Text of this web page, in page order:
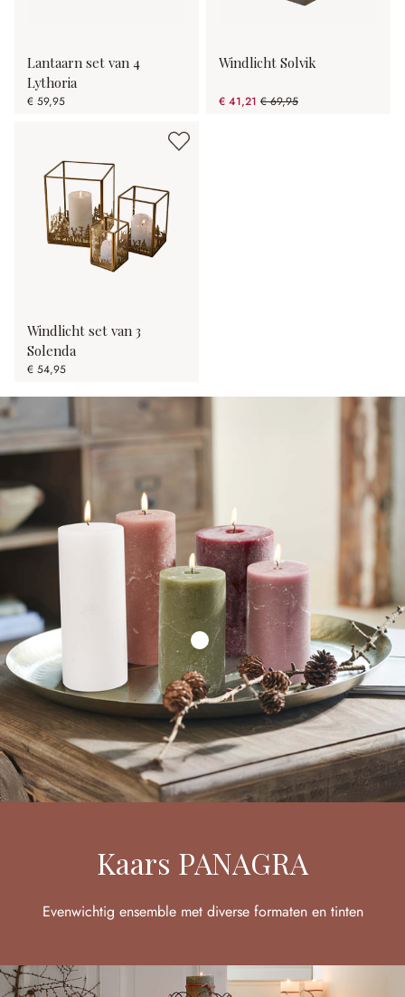
Lantaarn set van 4
Lythoria
€ 59,95
Windlicht Solvik
€ 41,21 € 69,95
(41.09% gespart)
Windlicht set van 3
Solenda
€ 54,95
Kaars PANAGRA
Evenwichtig ensemble met diverse formaten en tinten